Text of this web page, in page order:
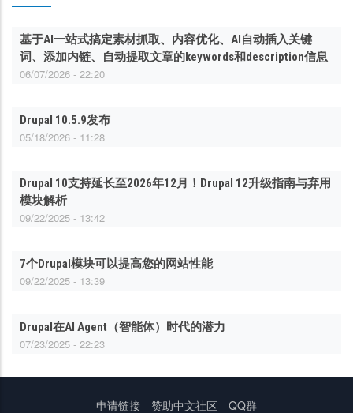
基于AI一站式搞定素材抓取、内容优化、AI自动插入关键
词、添加内链、自动提取文章的keywords和description信息
06/07/2026 - 22:20
Drupal 10.5.9发布
05/18/2026 - 11:28
Drupal 10支持延长至2026年12月！Drupal 12升级指南与弃用
模块解析
09/22/2025 - 13:42
7个Drupal模块可以提高您的网站性能
09/22/2025 - 13:39
Drupal在AI Agent（智能体）时代的潜力
07/23/2025 - 22:23
申请链接 赞助中文社区 QQ群